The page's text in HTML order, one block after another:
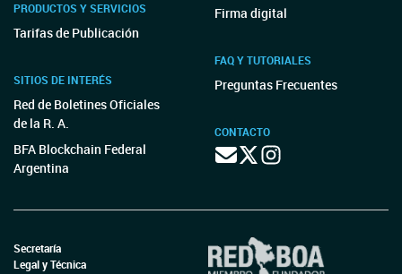
PRODUCTOS Y SERVICIOS
Tarifas de Publicación
SITIOS DE INTERÉS
Red de Boletines Oficiales
de la R. A.
BFA Blockchain Federal
Argentina
Firma digital
FAQ Y TUTORIALES
Preguntas Frecuentes
CONTACTO
Secretaría
Legal y Técnica